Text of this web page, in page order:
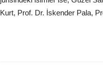
Kurt, Prof. Dr. İskender Pala,